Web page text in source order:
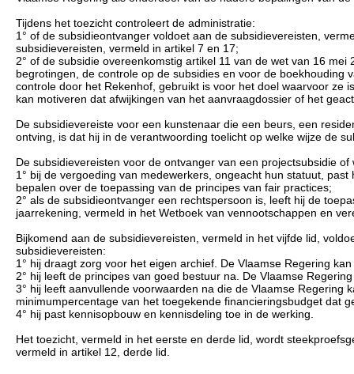
Tijdens het toezicht controleert de administratie:
1° of de subsidieontvanger voldoet aan de subsidievereisten,
subsidievereisten, vermeld in artikel 7 en 17;
2° of de subsidie overeenkomstig artikel 11 van de wet van 16
begrotingen, de controle op de subsidies en voor de
controle door het Rekenhof, gebruikt is voor het doel waarvoor ze
kan motiveren dat afwijkingen van het aanvraagdossier of het
De subsidievereiste voor een kunstenaar die een beurs, een
ontving, is dat hij in de verantwoording toelicht op welke wijze de
De subsidievereisten voor de ontvanger van een projectsubsidie of
1° bij de vergoeding van medewerkers, ongeacht hun statuut,
bepalen over de toepassing van de principes van fair practices;
2° als de subsidieontvanger een rechtspersoon is, leeft hij de
jaarrekening, vermeld in het Wetboek van vennootschappen en
Bijkomend aan de subsidievereisten, vermeld in het vijfde lid,
subsidievereisten:
1° hij draagt zorg voor het eigen archief. De Vlaamse Regering
2° hij leeft de principes van goed bestuur na. De Vlaamse
3° hij leeft aanvullende voorwaarden na die de Vlaamse
minimumpercentage van het toegekende financieringsbudget dat
4° hij past kennisopbouw en kennisdeling toe in de werking.
Het toezicht, vermeld in het eerste en derde lid, wordt
vermeld in artikel 12, derde lid.